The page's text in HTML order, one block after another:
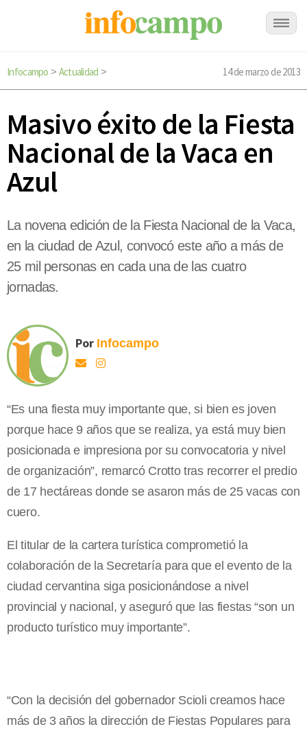
Infocampo > Actualidad > 14 de marzo de 2013
Masivo éxito de la Fiesta
Nacional de la Vaca en
Azul
La novena edición de la Fiesta Nacional de la Vaca,
en la ciudad de Azul, convocó este año a más de
25 mil personas en cada una de las cuatro
jornadas.
Por Infocampo
“Es una fiesta muy importante que, si bien es joven
porque hace 9 años que se realiza, ya está muy bien
posicionada e impresiona por su convocatoria y nivel
de organización”, remarcó Crotto tras recorrer el predio
de 17 hectáreas donde se asaron más de 25 vacas con
cuero.
El titular de la cartera turística comprometió la
colaboración de la Secretaría para que el evento de la
ciudad cervantina siga posicionándose a nivel
provincial y nacional, y aseguró que las fiestas “son un
producto turístico muy importante”.
“Con la decisión del gobernador Scioli creamos hace
más de 3 años la dirección de Fiestas Populares para